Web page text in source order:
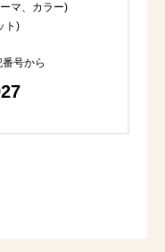
マ、カラー)
ト)
号から